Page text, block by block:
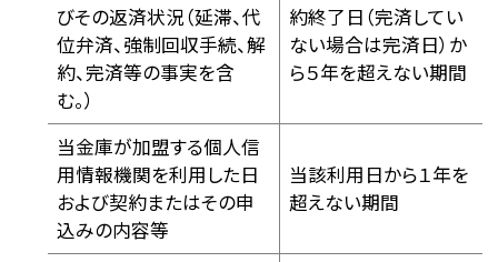
びその返済状況（延滞、代
位弁済、強制回収手続、解
約、完済等の事実を含
む。）
約終了日（完済してい
ない場合は完済日）か
ら５年を超えない期間
当金庫が加盟する個人信
用情報機関を利用した日
および契約またはその申
込みの内容等
当該利用日から１年を
超えない期間